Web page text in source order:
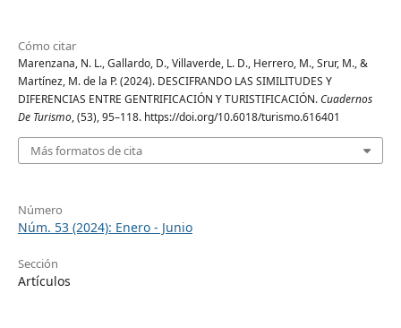
Cómo citar
Marenzana, N. L., Gallardo, D., Villaverde, L. D., Herrero, M., Srur, M., &
Martínez, M. de la P. (2024). DESCIFRANDO LAS SIMILITUDES Y
DIFERENCIAS ENTRE GENTRIFICACIÓN Y TURISTIFICACIÓN.Cuadernos
De Turismo, (53), 95–118. https://doi.org/10.6018/turismo.616401
Más formatos de cita
Número
Núm. 53 (2024): Enero - Junio
Sección
Artículos